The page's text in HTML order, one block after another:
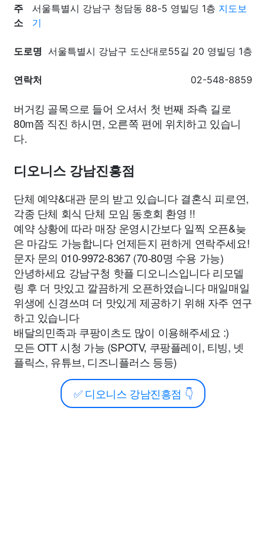
주
소
서울특별시 강남구 청담동 88-5 영빌딩 1층 지도보
기
도로명 서울특별시 강남구 도산대로55길 20 영빌딩 1층
연락처 02-548-8859
버거킹 골목으로 들어 오셔서 첫 번째 좌측 길로
80m쯤 직진 하시면, 오른쪽 편에 위치하고 있습니
다.
디오니스 강남진흥점
단체 예약&대관 문의 받고 있습니다 결혼식 피로연,
각종 단체 회식 단체 모임 동호회 환영 !!
예약 상황에 따라 매장 운영시간보다 일찍 오픈&늦
은 마감도 가능합니다 언제든지 편하게 연락주세요!
문자 문의 010-9972-8367 (70-80명 수용 가능)
안녕하세요 강남구청 핫플 디오니스입니다 리모델
링 후 더 맛있고 깔끔하게 오픈하였습니다 매일매일
위생에 신경쓰며 더 맛있게 제공하기 위해 자주 연구
하고 있습니다
배달의민족과 쿠팡이츠도 많이 이용해주세요 :)
모든 OTT 시청 가능 (SPOTV, 쿠팡플레이, 티빙, 넷
플릭스, 유튜브, 디즈니플러스 등등)
✅디오니스 강남진흥점 👇